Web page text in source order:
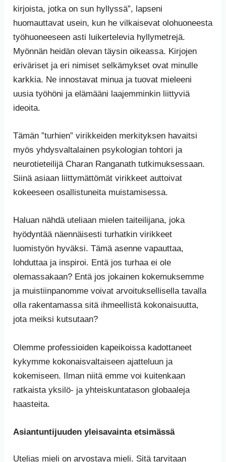
kirjoista, jotka on sun hyllyssä”, lapseni
huomauttavat usein, kun he vilkaisevat olohuoneesta
työhuoneeseen asti luikertelevia hyllymetrejä.
Myönnän heidän olevan täysin oikeassa. Kirjojen
eriväriset ja eri nimiset selkämykset ovat minulle
karkkia. Ne innostavat minua ja tuovat mieleeni
uusia työhöni ja elämääni laajemminkin liittyviä
ideoita.
Tämän ”turhien” virikkeiden merkityksen havaitsi
myös yhdysvaltalainen psykologian tohtori ja
neurotieteilijä Charan Ranganath tutkimuksessaan.
Siinä asiaan liittymättömät virikkeet auttoivat
kokeeseen osallistuneita muistamisessa.
Haluan nähdä uteliaan mielen taiteilijana, joka
hyödyntää näennäisesti turhatkin virikkeet
luomistyön hyväksi. Tämä asenne vapauttaa,
lohduttaa ja inspiroi. Entä jos turhaa ei ole
olemassakaan? Entä jos jokainen kokemuksemme
ja muistiinpanomme voivat arvoituksellisella tavalla
olla rakentamassa sitä ihmeellistä kokonaisuutta,
jota meiksi kutsutaan?
Olemme professioiden kapeikoissa kadottaneet
kykymme kokonaisvaltaiseen ajatteluun ja
kokemiseen. Ilman niitä emme voi kuitenkaan
ratkaista yksilö- ja yhteiskuntatason globaaleja
haasteita.
Asiantuntijuuden yleisavainta etsimässä
Utelias mieli on arvostava mieli. Sitä tarvitaan